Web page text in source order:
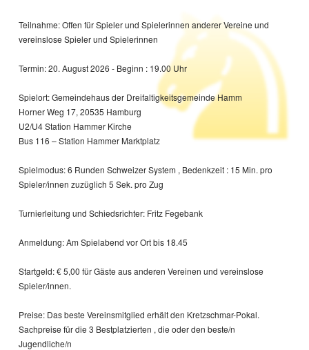
TERMINE
Teilnahme: Offen für Spieler und Spielerinnen anderer Vereine und
vereinslose Spieler und Spielerinnen
Termin: 20. August 2026 - Beginn : 19.00 Uhr
Spielort: Gemeindehaus der Dreifaltigkeitsgemeinde Hamm
Horner Weg 17, 20535 Hamburg
U2/U4 Station Hammer Kirche
Bus 116 – Station Hammer Marktplatz
Spielmodus: 6 Runden Schweizer System , Bedenkzeit : 15 Min. pro
Spieler/innen zuzüglich 5 Sek. pro Zug
Turnierleitung und Schiedsrichter: Fritz Fegebank
Anmeldung: Am Spielabend vor Ort bis 18.45
Startgeld: € 5,00 für Gäste aus anderen Vereinen und vereinslose
Spieler/innen.
Preise: Das beste Vereinsmitglied erhält den Kretzschmar-Pokal.
Sachpreise für die 3 Bestplatzierten , die oder den beste/n
Jugendliche/n